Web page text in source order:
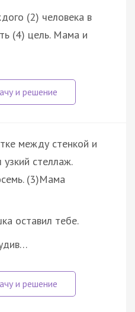
(2) человека в
(4) цель. Мама и
между стенкой и
стеллаж.
(3)Мама
оставил тебе.